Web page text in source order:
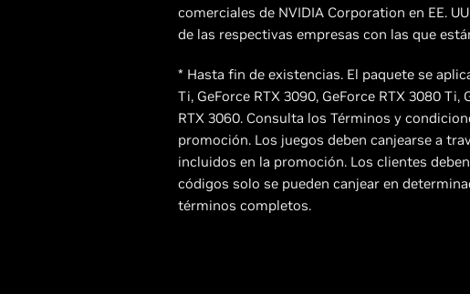
comerciales de NVIDIA Corporation en EE.
de las respectivas empresas con las que
* Hasta fin de existencias. El paquete se
Ti, GeForce RTX 3090, GeForce RTX 3080 Ti,
RTX 3060. Consulta los Términos y
promoción. Los juegos deben canjearse a
incluidos en la promoción. Los clientes
códigos solo se pueden canjear en
términos completos.